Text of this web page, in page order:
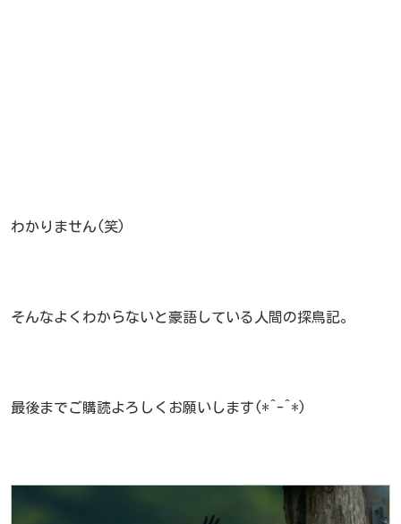
わかりません(笑)
そんなよくわからないと豪語している人間の探鳥記。
最後までご購読よろしくお願いします(*^-^*)